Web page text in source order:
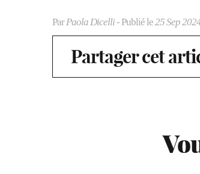
ParPaola Dicelli- Publié le25 Sep
Partager cet